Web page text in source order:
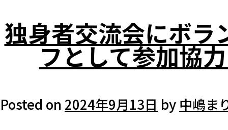
独身者交流会にボラ
フとして参加協
Posted on 2024年9月13日 by 中嶋ま